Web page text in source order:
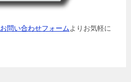
お問い合わせフォームよりお気軽に